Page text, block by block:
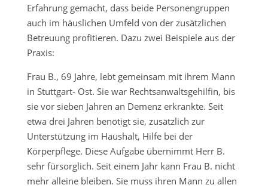
Erfahrung gemacht, dass beide Personengruppen
auch im häuslichen Umfeld von der zusätzlichen
Betreuung profitieren. Dazu zwei Beispiele aus der
Praxis:
Frau B., 69 Jahre, lebt gemeinsam mit ihrem Mann
in Stuttgart- Ost. Sie war Rechtsanwaltsgehilfin, bis
sie vor sieben Jahren an Demenz erkrankte. Seit
etwa drei Jahren benötigt sie, zusätzlich zur
Unterstützung im Haushalt, Hilfe bei der
Körperpflege. Diese Aufgabe übernimmt Herr B.
sehr fürsorglich. Seit einem Jahr kann Frau B. nicht
mehr alleine bleiben. Sie muss ihren Mann zu allen